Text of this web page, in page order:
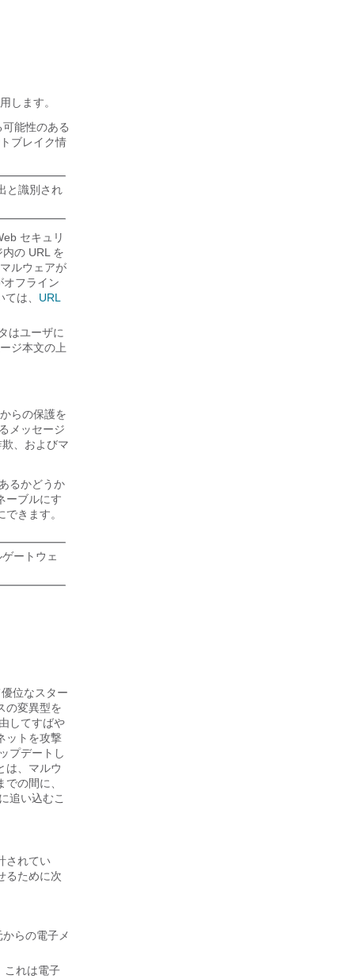
します。
能性のある
ブレイク情
と識別され
セキュリ
の URL を
ルウェアが
オフライン
は、 URL
はユーザに
ジ本文の上
らの保護を
メッセージ
、およびマ
るかどうか
ーブルにす
きます。
ートウェ
位なスター
の変異型を
してすばや
ットを攻撃
プデートし
は、マルウ
の間に、
追い込むこ
されてい
るために次
らの電子メ
これは電子